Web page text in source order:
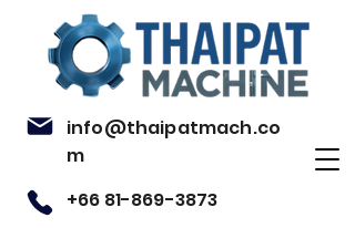
info@thaipatmach.co
m
+66 81-869-3873